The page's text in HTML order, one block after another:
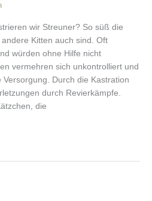
wir Streuner? So süß die
Kitten auch sind. Oft
würden ohne Hilfe nicht
vermehren sich unkontrolliert und
Durch die Kastration
durch Revierkämpfe.
die